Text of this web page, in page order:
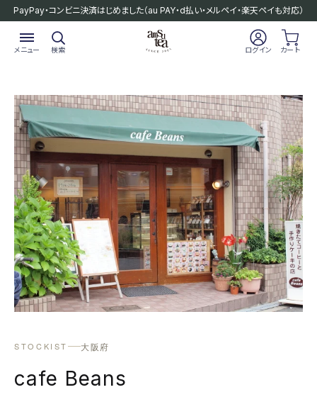
PayPay・コンビニ決済はじめました（au PAY・d払い・メルペイ・楽天ペイも対応）
メニュー 検索 ログイン カート
STOCKIST 大阪府
cafe Beans